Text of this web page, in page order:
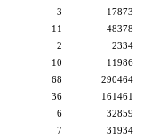
3
17873
11
48378
2
2334
10
11986
68
290464
36
161461
6
32859
7
31934